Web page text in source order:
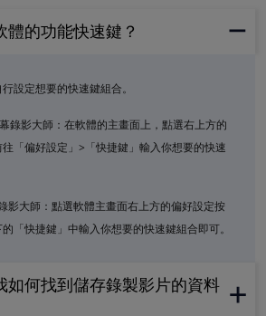
體的功能快速鍵？
設定想要的快速鍵組合。
錄影大師：在軟體的主畫面上，點選右上方的
往「偏好設定」>「快捷鍵」輸入你想要的快速
影大師：點選軟體主畫面右上方的偏好設定按
「快捷鍵」中輸入你想要的快速鍵組合即可。
如何找到儲存錄製影片的資料